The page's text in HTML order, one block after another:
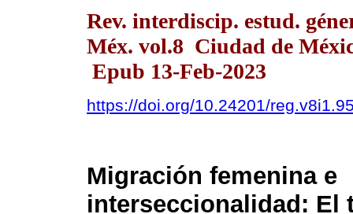
Rev. interdiscip. estud.
Méx. vol.8 Ciudad de
Epub 13-Feb-2023
https://doi.org/10.24201/
Migración femenina e
interseccionalidad: El